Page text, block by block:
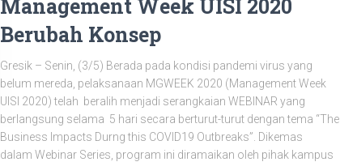
Management Week UISI 2020
Berubah Konsep
Gresik – Senin, (3/5) Berada pada kondisi pandemi virus yang
belum mereda, pelaksanaan MGWEEK 2020 (Management Week
UISI 2020) telah beralih menjadi serangkaian WEBINAR yang
berlangsung selama 5 hari secara berturut-turut dengan tema “The
Business Impacts Durng this COVID19 Outbreaks”. Dikemas
dalam Webinar Series, program ini diramaikan oleh pihak kampus